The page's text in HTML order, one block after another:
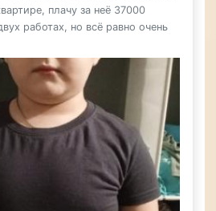
плачу за неё 37000
работах, но всё равно очень